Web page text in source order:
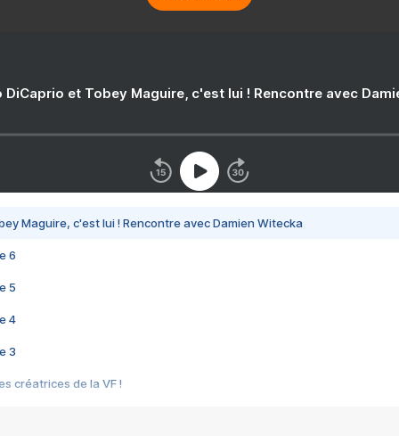
DiCaprio et Tobey Maguire, c'est lui ! Rencontre avec
Maguire, c'est lui ! Rencontre avec Damien Witecka
6
5
4
3
créatrices de la VF !